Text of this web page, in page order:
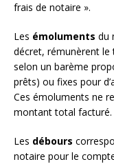
frais de notaire ».
Les émoluments du
décret, rémunèrent le
selon un barème
prêts) ou fixes pour
Ces émoluments ne
montant total facturé.
Les débours
notaire pour le